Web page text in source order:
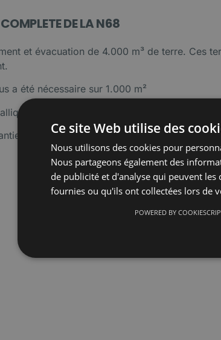
DE LA N68
et évacuation de 4.000 m³ de terre. Ces
a été nécessaire sur 1.000 m²
remplies d’empierrement drainant.
est entamée avec la pose du revêtement
Ce site Web utilise des
Nous utilisons des cookies pour
Nous partageons également des
de publicité et d'analyse qui peuvent
fournies ou qu'ils ont collectées lors de
POWERED BY